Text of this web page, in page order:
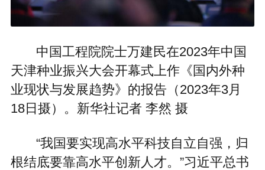
中国工程院院士万建民在2023年中国
天津种业振兴大会开幕式上作《国内外种
业现状与发展趋势》的报告（2023年3月
18日摄）。新华社记者 李然 摄
“我国要实现高水平科技自立自强，归
根结底要靠高水平创新人才。”习近平总书